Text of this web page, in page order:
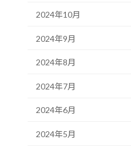
2024年10月
2024年9月
2024年8月
2024年7月
2024年6月
2024年5月